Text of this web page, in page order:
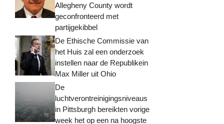
Allegheny County wordt
geconfronteerd met
partijgekibbel
De Ethische Commissie van
het Huis zal een onderzoek
instellen naar de Republikein
Max Miller uit Ohio
De
luchtverontreinigingsniveaus
in Pittsburgh bereikten vorige
week het op een na hoogste